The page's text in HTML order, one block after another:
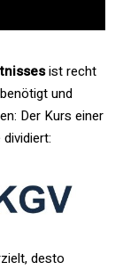
ist recht
und
Der Kurs einer
desto